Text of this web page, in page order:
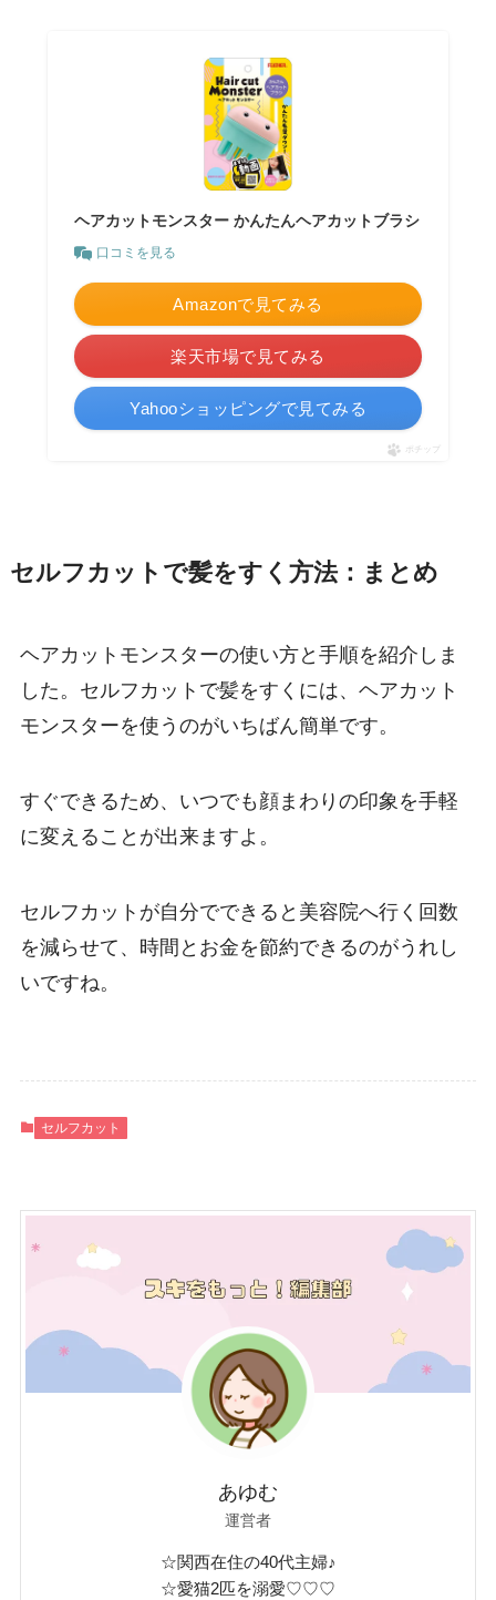
ヘアカットモンスター かんたんヘアカットブラシ
口コミを見る
Amazonで見てみる
楽天市場で見てみる
Yahooショッピングで見てみる
ポチップ
セルフカットで髪をすく方法：まとめ
ヘアカットモンスターの使い方と手順を紹介しま
した。セルフカットで髪をすくには、ヘアカット
モンスターを使うのがいちばん簡単です。
すぐできるため、いつでも顔まわりの印象を手軽
に変えることが出来ますよ。
セルフカットが自分でできると美容院へ行く回数
を減らせて、時間とお金を節約できるのがうれし
いですね。
セルフカット
あゆむ
運営者
☆関西在住の40代主婦♪
☆愛猫2匹を溺愛♡♡♡